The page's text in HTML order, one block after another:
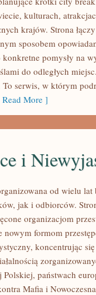
kulturach,
krajów. Strona
sposobem
pomysły na
do odległych
serwis, w którym
More ]
i
od wielu
jak i odbiorców.
organizacjom
nowym formom
koncentrując
Polskiej, państwach
Mafia i